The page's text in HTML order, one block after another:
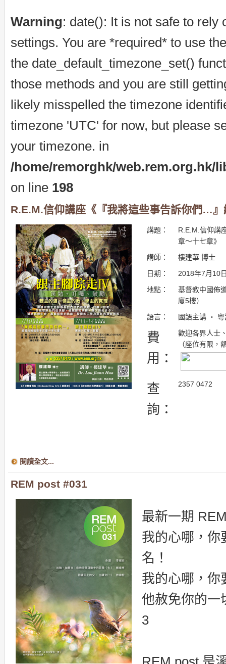
Warning: date(): It is not safe to rely
settings. You are *required* to use
the date_default_timezone_set()
those methods and you are still
likely misspelled the timezone
timezone 'UTC' for now, but please
your timezone. in
/home/remorghk/web.rem.org.hk/
on line 198
R.E.M.信仰講座《『我將這些事告訴你們…
講題：
R.E.M.信仰講
章～十七章》
講師：
樓建華 博士
日期：
2018年7月10
地點：
基督教中國佈
廈5樓）
語言：
國語主講 ・
費
用：
歡迎各界人士
（座位有限，
查
詢：
2357 0472
閱讀全文...
REM post #031
最新一期
我的心哪，你
名！
我的心哪，你
他赦免你的一
3